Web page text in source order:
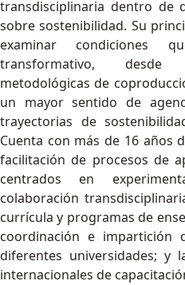
transdisciplinaria dentro de
sobre sostenibilidad. Su
examinar condiciones
transformativo, desde
metodológicas de
un mayor sentido de
trayectorias de
Cuenta con más de 16 años
facilitación de procesos de
centrados en
colaboración
currícula y programas de
coordinación e impartición
diferentes universidades; y
internacionales de